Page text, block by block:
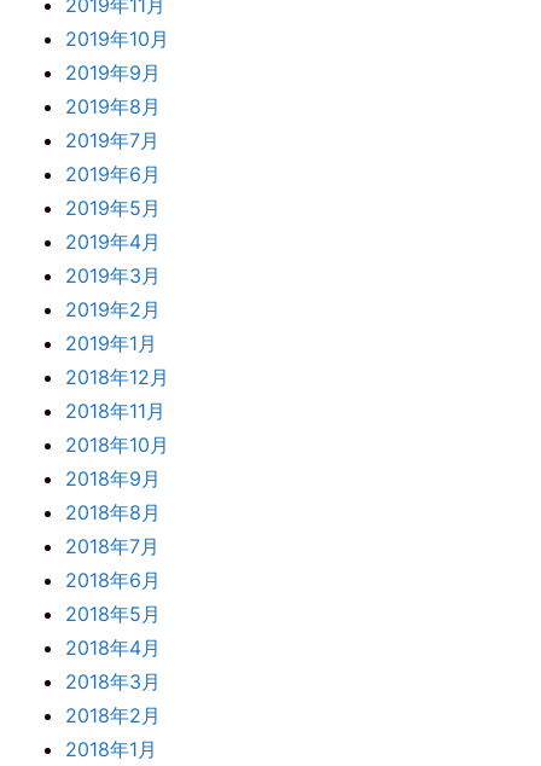
2019年11月
2019年10月
2019年9月
2019年8月
2019年7月
2019年6月
2019年5月
2019年4月
2019年3月
2019年2月
2019年1月
2018年12月
2018年11月
2018年10月
2018年9月
2018年8月
2018年7月
2018年6月
2018年5月
2018年4月
2018年3月
2018年2月
2018年1月